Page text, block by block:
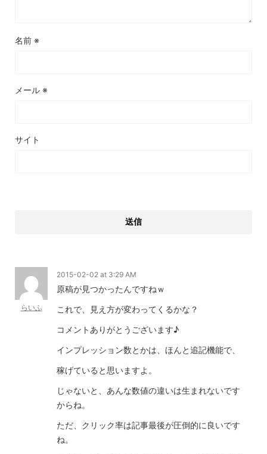
名前 ※
メール ※
サイト
らいふ
2015-02-02 at 3:29 AM
原稿が見つかったんですねｗ
これで、見え方が変わってくるかな？
コメントありがとうございます♪
インプレッション数とかは、ほんと追記機能で、
稼げていると思いますよ。
じゃないと、あんな数値の違いは生まれないです
からね。
ただ、クリック率は記事最後が圧倒的に良いです
ね。